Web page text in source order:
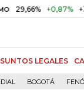
+0,87% +3,02%
LEGALES
BOGOTÁ